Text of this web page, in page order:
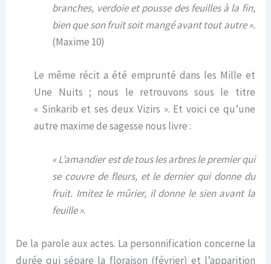
branches, verdoie et pousse des feuilles à la fin,
bien que son fruit soit mangé avant tout autre ».
(Maxime 10)
Le même récit a été emprunté dans les Mille et
Une Nuits ; nous le retrouvons sous le titre
« Sinkarib et ses deux Vizirs ». Et voici ce qu’une
autre maxime de sagesse nous livre :
« L’amandier est de tous les arbres le premier qui
se couvre de fleurs, et le dernier qui donne du
fruit. Imitez le mûrier, il donne le sien avant la
feuille ».
De la parole aux actes. La personnification concerne la
durée qui sépare la floraison (février) et l’apparition